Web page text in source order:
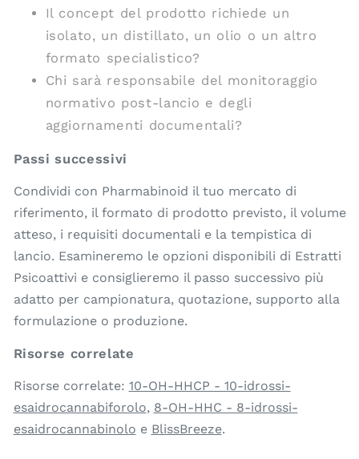
Il concept del prodotto richiede un
isolato, un distillato, un olio o un altro
formato specialistico?
Chi sarà responsabile del monitoraggio
normativo post-lancio e degli
aggiornamenti documentali?
Passi successivi
Condividi con Pharmabinoid il tuo mercato di
riferimento, il formato di prodotto previsto, il volume
atteso, i requisiti documentali e la tempistica di
lancio. Esamineremo le opzioni disponibili di Estratti
Psicoattivi e consiglieremo il passo successivo più
adatto per campionatura, quotazione, supporto alla
formulazione o produzione.
Risorse correlate
Risorse correlate: 10-OH-HHCP - 10-idrossi-
esaidrocannabiforolo, 8-OH-HHC - 8-idrossi-
esaidrocannabinolo e BlissBreeze.